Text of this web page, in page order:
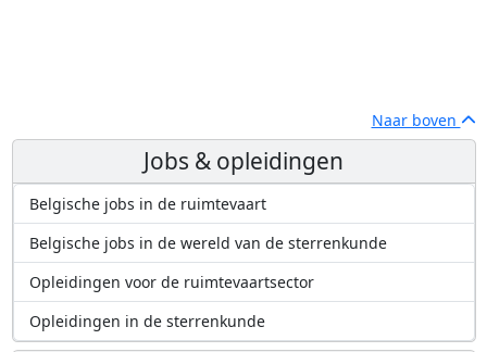
Naar boven
Jobs & opleidingen
Belgische jobs in de ruimtevaart
Belgische jobs in de wereld van de sterrenkunde
Opleidingen voor de ruimtevaartsector
Opleidingen in de sterrenkunde